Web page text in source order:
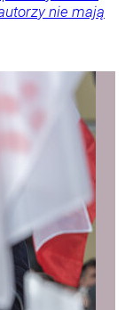
nie mają